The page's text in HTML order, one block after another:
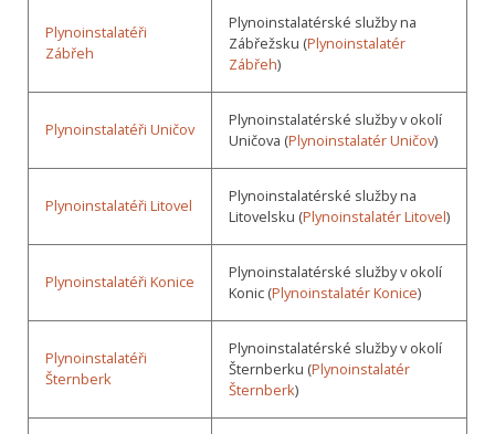
Plynoinstalatéři
Zábřeh
Plynoinstalatérské služby na
Zábřežsku (Plynoinstalatér
Zábřeh)
Plynoinstalatéři Uničov
Plynoinstalatérské služby v okolí
Uničova (Plynoinstalatér Uničov)
Plynoinstalatéři Litovel
Plynoinstalatérské služby na
Litovelsku (Plynoinstalatér Litovel)
Plynoinstalatéři Konice
Plynoinstalatérské služby v okolí
Konic (Plynoinstalatér Konice)
Plynoinstalatéři
Šternberk
Plynoinstalatérské služby v okolí
Šternberku (Plynoinstalatér
Šternberk)